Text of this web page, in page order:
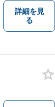
詳細を見
る